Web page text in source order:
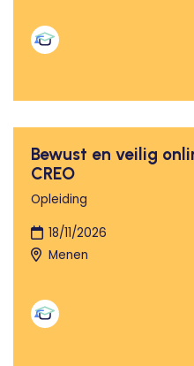
Bewust en veilig
CREO
Opleiding
18/11/2026
Menen